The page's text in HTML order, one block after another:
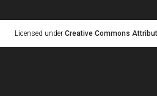
Licensed under Creative Commons